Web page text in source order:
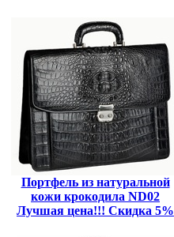
Портфель из натуральной
кожи крокодила ND02
Лучшая цена!!! Скидка 5%